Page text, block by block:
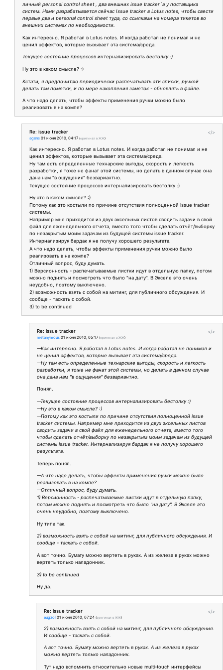
личный personal control sheet , два внешних issue tracker`a у поставщика
систем. Нами разрабатывается сейчас Issue tracker в Lotus notes, чтобы свести
первые два и personal control sheet туда, со ссылками на номера тикетов во
внешних системах по необходимости.
Как интересно. Я работал в Lotus notes. И когда работал не понимал и не
ценил эффектов, которые вызывает эта система/среда.
Текущее состояние процессов интернализировать бестолку :)
Ну это в каком смысле? :)
Кстати, я предпочитаю периодически распечатывать эти списки, ручкой
делать там пометки, и по мере накопления заметок - обновлять в файле.
А что надо делать, чтобы эффекты применения ручки можно было
реализовать в на компе?
</>
Re: issue tracker
agens 01 июня 2010, 04:17 (оригинал в ЖЖ)
Как интересно. Я работал в Lotus notes. И когда работал не понимал и не
ценил эффектов, которые вызывает эта система/среда.
Ну там есть определенные технарские выгоды, скорость и легкость
разработки, я тоже не фанат этой системы, но делать в данном случае она
дана нам "в ощущения" безвариантно.
Текущее состояние процессов интернализировать бестолку :)
Ну это в каком смысле? :)
Потому как это костыли по причине отсутствия полноценной issue tracker
системы.
Например мне приходится из двух эксельных листов сводить задачи в свой
файл для еженедельного отчета, вместо того чтобы сделать отчёт/выборку
по незакрытым моим задачам из будущей системы issue tracker.
Интернализируя бардак я не получу хорошего результата.
А что надо делать, чтобы эффекты применения ручки можно было
реализовать в на компе?
Отличный вопрос, буду думать.
1) Версионность - распечатываемые листки идут в отдельную папку, потом
можно поднять и посмотреть что было "на дату". В Экселе это очень
неудобно, поэтому выключено.
2) возможность взять с собой на митинг, для публичного обсуждения. И
сообще - таскать с собой.
3) to be continued
</>
Re: issue tracker
metanymous 01 июня 2010, 05:17 (оригинал в ЖЖ)
--Как интересно. Я работал в Lotus notes. И когда работал не понимал и
не ценил эффектов, которые вызывает эта система/среда.
--Ну там есть определенные технарские выгоды, скорость и легкость
разработки, я тоже не фанат этой системы, но делать в данном случае
она дана нам "в ощущения" безвариантно.
Понял.
--Текущее состояние процессов интернализировать бестолку :)
--Ну это в каком смысле? :)
--Потому как это костыли по причине отсутствия полноценной issue
tracker системы. Например мне приходится из двух эксельных листов
сводить задачи в свой файл для еженедельного отчета, вместо того
чтобы сделать отчёт/выборку по незакрытым моим задачам из будущей
системы issue tracker. Интернализируя бардак я не получу хорошего
результата.
Теперь понял.
--А что надо делать, чтобы эффекты применения ручки можно было
реализовать в на компе?
--Отличный вопрос, буду думать.
1) Версионность - распечатываемые листки идут в отдельную папку,
потом можно поднять и посмотреть что было "на дату". В Экселе это
очень неудобно, поэтому выключено.
Ну типа так.
2) возможность взять с собой на митинг, для публичного обсуждения. И
сообще - таскать с собой.
А вот точно. Бумагу можно вертеть в руках. А из железа в руках можно
вертеть только наладонник.
3) to be continued
Ну да.
</>
Re: issue tracker
eugzol 01 июня 2010, 07:24 (оригинал в ЖЖ)
2) возможность взять с собой на митинг, для публичного обсуждения.
И сообще - таскать с собой.
А вот точно. Бумагу можно вертеть в руках. А из железа в руках
можно вертеть только наладонник.
Тут надо вспомнить относительно новые multi-touch интерфейсы